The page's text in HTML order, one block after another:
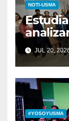
NOTI-USMA
delJUL 20,
#YOSOYUSMA